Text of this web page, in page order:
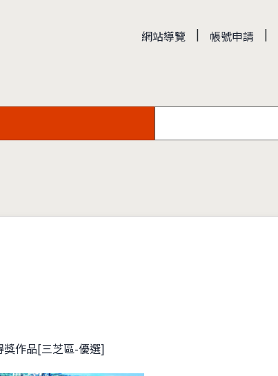
網站導覽 | 帳號申請 |
獎作品[三芝區-優選]